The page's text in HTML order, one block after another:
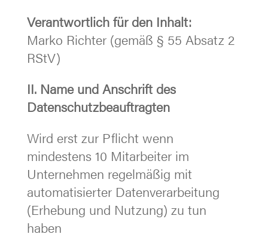
Verantwortlich für den Inhalt:
Marko Richter (gemäß § 55 Absatz 2
RStV)
II. Name und Anschrift des
Datenschutzbeauftragten
Wird erst zur Pflicht wenn
mindestens 10 Mitarbeiter im
Unternehmen regelmäßig mit
automatisierter Datenverarbeitung
(Erhebung und Nutzung) zu tun
haben